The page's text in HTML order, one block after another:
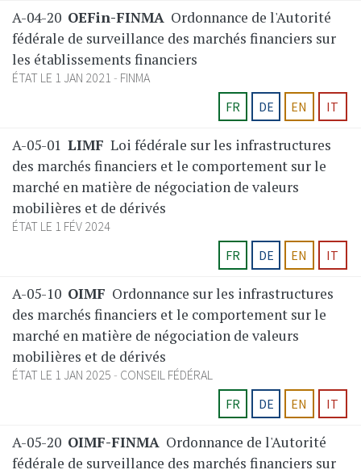
A-04-20 OEFin-FINMA Ordonnance de l'Autorité
fédérale de surveillance des marchés financiers sur
les établissements financiers
ÉTAT LE 1 JAN 2021
FINMA
FR
DE EN IT
A-05-01 LIMF Loi fédérale sur les infrastructures
des marchés financiers et le comportement sur le
marché en matière de négociation de valeurs
mobilières et de dérivés
ÉTAT LE 1 FÉV 2024
FR
DE EN IT
A-05-10 OIMF Ordonnance sur les infrastructures
des marchés financiers et le comportement sur le
marché en matière de négociation de valeurs
mobilières et de dérivés
ÉTAT LE 1 JAN 2025
CONSEIL FÉDÉRAL
FR
DE EN IT
A-05-20 OIMF-FINMA Ordonnance de l'Autorité
fédérale de surveillance des marchés financiers sur